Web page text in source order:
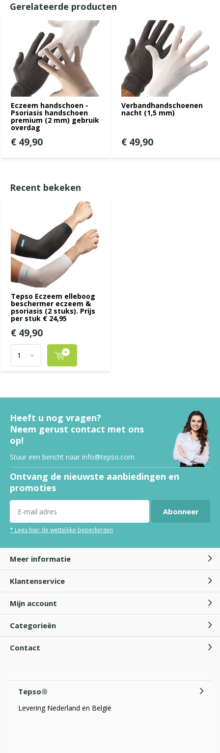
Gerelateerde producten
Eczeem handschoen -
Psoriasis handschoen
premium (2 mm) gebruik
overdag
€ 49,90
Verbandhandschoenen
nacht (1,5 mm)
€ 49,90
Recent bekeken
Tepso Eczeem elleboog
beschermer eczeem &
psoriasis (2 stuks). Prijs
per stuk € 24,95
€ 49,90
Heeft u nog vragen?
Neem gerust contact met ons
op!
Stuur een bericht naar info@tepso.com
Ontvang de nieuwste aanbiedingen en
promoties
Abonneer
* Lees hier de wettelijke beperkingen
Meer informatie
Klantenservice
Mijn account
Categorieën
Contact
Tepso®
Levering Nederland en België